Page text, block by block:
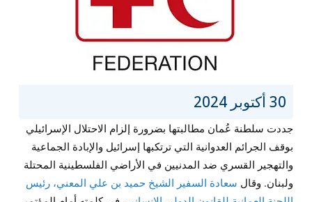
30 أكتوبر 2024
جددت سلطنة عُمان مطالبتها بضرورة إلزام الاحتلال الإسرائيلي
بوقف الجرائم العدوانية التي ترتكبها إسرائيل والإبادة الجماعية
والتهجير القسري ضد المدنيين في الأراضي الفلسطينية المحتلة
ولبنان. وقال سعادة السفير الشيخ حميد بن علي المعني، رئيس